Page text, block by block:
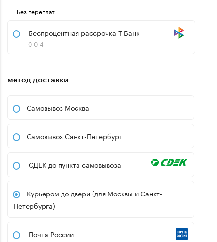
Без переплат
Беспроцентная рассрочка Т-Банк
0-0-4
метод доставки
Самовывоз Москва
Самовывоз Санкт-Петербург
СДЕК до пункта самовывоза
Курьером до двери (для Москвы и Санкт-
Петербурга)
Почта России